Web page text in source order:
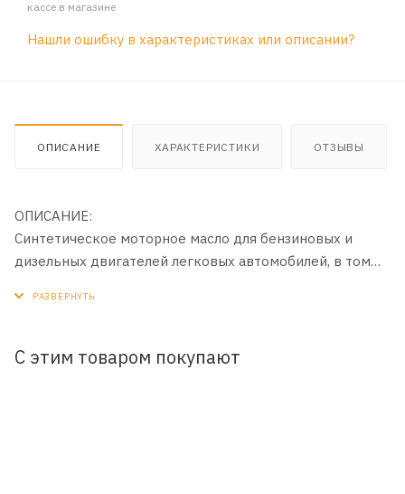
кассе в магазине
Нашли ошибку в характеристиках или описании?
ОПИСАНИЕ ХАРАКТЕРИСТИКИ ОТЗЫВЫ
ОПИСАНИЕ:
Синтетическое моторное масло для бензиновых и
дизельных двигателей легковых автомобилей, в том
С этим товаром покупают